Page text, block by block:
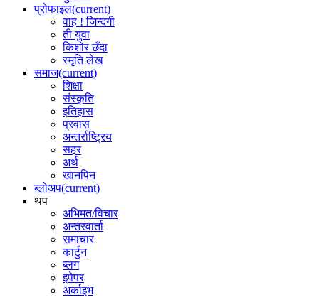
प्रोफाइल(current)
वाह ! जिन्दगी
ती युवा
किशोर छँदा
स्मृति लेख
समाज(current)
शिक्षा
संस्कृति
इतिहास
प्रवास
अन्तर्राष्ट्रिय
सहर
अर्थ
खानपिन
ब्लोअप(current)
थप
अभिमत/विचार
अन्तरवार्ता
समाचार
कार्टुन
ब्लग
इपेपर
अर्काइभ